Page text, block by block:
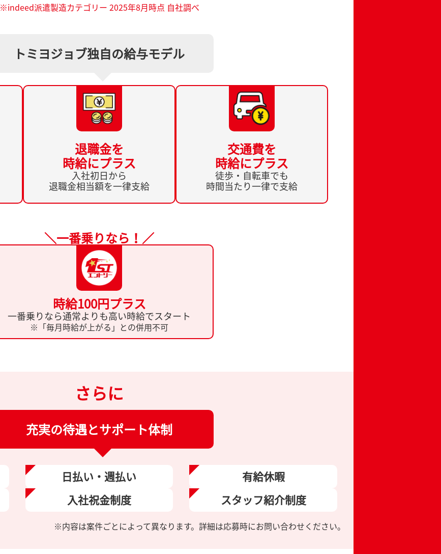
※indeed派遣製造カテゴリー 2025年8月時点 自社調べ
トミヨジョブ独自の給与モデル
退職金を
時給にプラス
入社初日から
退職金相当額を一律支給
交通費を
時給にプラス
徒歩・自転車でも
時間当たり一律で支給
＼一番乗りなら！／
時給100円プラス
一番乗りなら通常よりも高い時給でスタート
※「毎月時給が上がる」との併用不可
さらに
充実の待遇とサポート体制
日払い・ 週払い
有給休暇
入社祝金制度 スタッフ紹介制度
※内容は案件ごとによって異なります。 詳細は応募時にお問い合わせください。